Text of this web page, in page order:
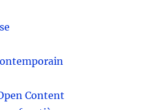
Content